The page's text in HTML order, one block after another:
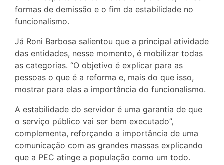
formas de demissão e o fim da estabilidade no
funcionalismo.
Já Roni Barbosa salientou que a principal atividade
das entidades, nesse momento, é mobilizar todas
as categorias. “O objetivo é explicar para as
pessoas o que é a reforma e, mais do que isso,
mostrar para elas a importância do funcionalismo.
A estabilidade do servidor é uma garantia de que
o serviço público vai ser bem executado”,
complementa, reforçando a importância de uma
comunicação com as grandes massas explicando
que a PEC atinge a população como um todo.